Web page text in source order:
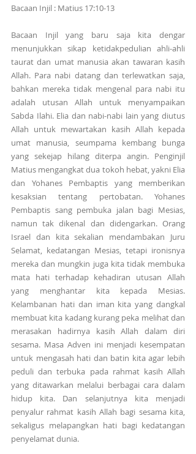
Bacaan Injil : Matius 17:10-13
Bacaan Injil yang baru saja kita dengar
menunjukkan sikap ketidakpedulian ahli-ahli
taurat dan umat manusia akan tawaran kasih
Allah. Para nabi datang dan terlewatkan saja,
bahkan mereka tidak mengenal para nabi itu
adalah utusan Allah untuk menyampaikan
Sabda Ilahi. Elia dan nabi-nabi lain yang diutus
Allah untuk mewartakan kasih Allah kepada
umat manusia, seumpama kembang bunga
yang sekejap hilang diterpa angin. Penginjil
Matius mengangkat dua tokoh hebat, yakni Elia
dan Yohanes Pembaptis yang memberikan
kesaksian tentang pertobatan. Yohanes
Pembaptis sang pembuka jalan bagi Mesias,
namun tak dikenal dan didengarkan. Orang
Israel dan kita sekalian mendambakan Juru
Selamat, kedatangan Mesias, tetapi ironisnya
mereka dan mungkin juga kita tidak membuka
mata hati terhadap kehadiran utusan Allah
yang menghantar kita kepada Mesias.
Kelambanan hati dan iman kita yang dangkal
membuat kita kadang kurang peka melihat dan
merasakan hadirnya kasih Allah dalam diri
sesama. Masa Adven ini menjadi kesempatan
untuk mengasah hati dan batin kita agar lebih
peduli dan terbuka pada rahmat kasih Allah
yang ditawarkan melalui berbagai cara dalam
hidup kita. Dan selanjutnya kita menjadi
penyalur rahmat kasih Allah bagi sesama kita,
sekaligus melapangkan hati bagi kedatangan
penyelamat dunia.